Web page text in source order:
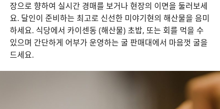
장으로 향하여 실시간 경매를 보거나 현장의 이면을 둘러보세
요. 달인이 준비하는 최고로 신선한 미야기현의 해산물을 음미
하세요. 식당에서 카이센동 (해산물) 초밥, 또는 회를 먹을 수
있으며 간단하게 어부가 운영하는 굴 판매대에서 마음껏 굴을
드세요.